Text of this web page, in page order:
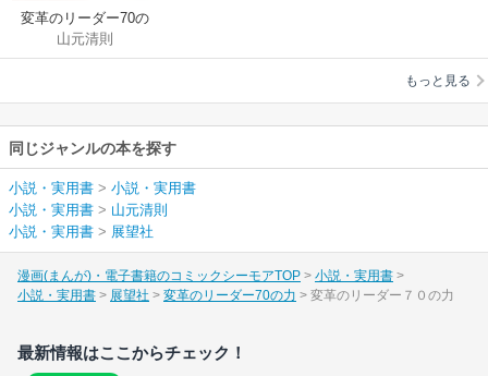
変革のリーダー70の
力
山元清則
もっと見る
同じジャンルの本を探す
小説・実用書 > 小説・実用書
小説・実用書 > 山元清則
小説・実用書 > 展望社
漫画(まんが)・電子書籍のコミックシーモアTOP
小説・実用書
小説・実用書
展望社 変革のリーダー70の力 変革のリーダー７０の力
最新情報はここからチェック！